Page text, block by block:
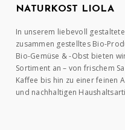
NATURKOST LIOLA
In unserem liebevoll
zusammen gestelltes Bio-
Bio-Gemüse & -Obst bieten
Sortiment an – von frischem
Kaffee bis hin zu einer feinen
und nachhaltigen